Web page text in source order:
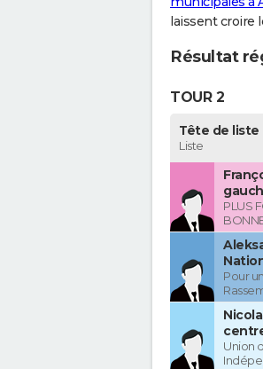
laissent croire
Résultat
TOUR 2
Tête de liste
Liste
PLUS
Pour
Union